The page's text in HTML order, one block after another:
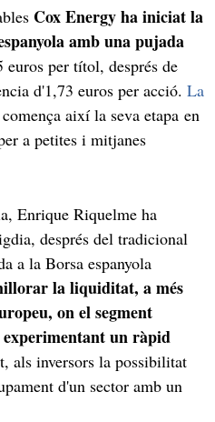
Cox Energy ha iniciat la
amb una pujada
euros per títol, després de
d'1,73 euros per acció. La
comença així la seva etapa en
a petites i mitjanes
Enrique Riquelme ha
després del tradicional
a la Borsa espanyola
la liquiditat, a més
on el segment
experimentant un ràpid
als inversors la possibilitat
d'un sector amb un